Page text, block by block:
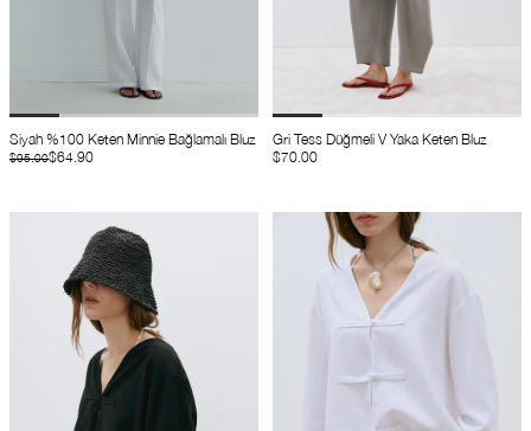
Siyah %100 Keten Minnie Bağlamalı Bluz
$64.90
$95.00
Gri Tess Düğmeli V Yaka Keten Bluz
$70.00